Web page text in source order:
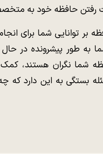
رفتن حافظه خود به
بر توانایی شما برای
به طور پیشرونده در
شما نگران هستند،
بستگی به این دارد